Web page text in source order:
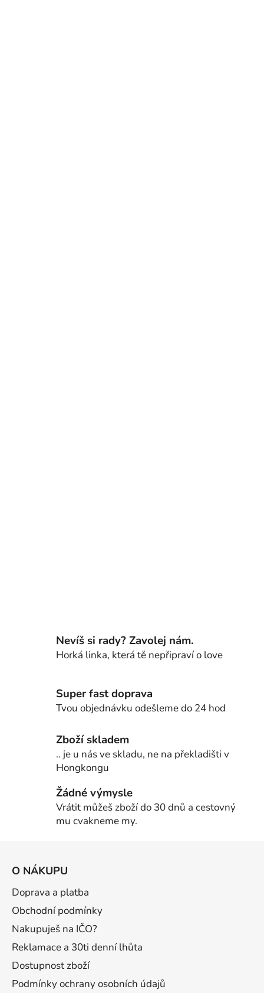
Nevíš si rady? Zavolej nám.
Horká linka, která tě nepřipraví o love
Super fast doprava
Tvou objednávku odešleme do 24 hod
Zboží skladem
.. je u nás ve skladu, ne na překladišti v
Hongkongu
Žádné výmysle
Vrátit můžeš zboží do 30 dnů a cestovný
mu cvakneme my.
O NÁKUPU
Doprava a platba
Obchodní podmínky
Nakupuješ na IČO?
Reklamace a 30ti denní lhůta
Dostupnost zboží
Podmínky ochrany osobních údajů